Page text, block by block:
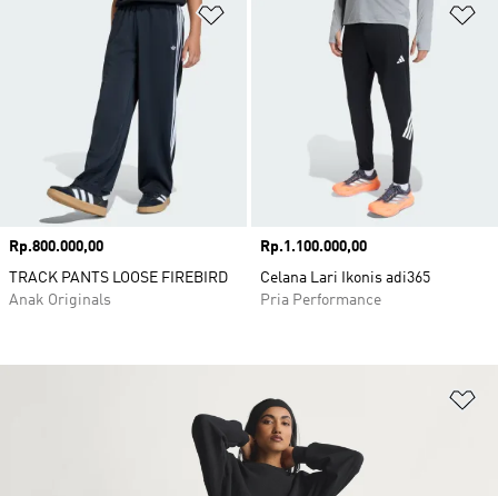
Tambahkan ke Wishlist
Harga
Rp.800.000,00
TRACK PANTS LOOSE FIREBIRD
Anak Originals
Harga
Rp.1.100.000,00
Celana Lari Ikonis adi365
Pria Performance